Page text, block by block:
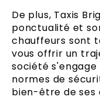
De plus, Taxis
ponctualité et
chauffeurs sont
vous offrir un
société
normes de
bien-être de ses